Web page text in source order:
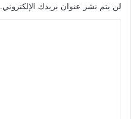
لن يتم نشر عنوان بريدك الإلكتروني.